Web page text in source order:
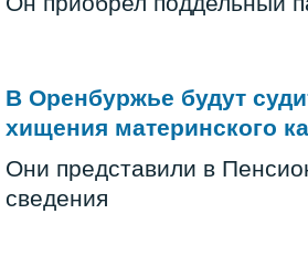
В Оренбуржье будут
хищения материнского
Они представили в
сведения